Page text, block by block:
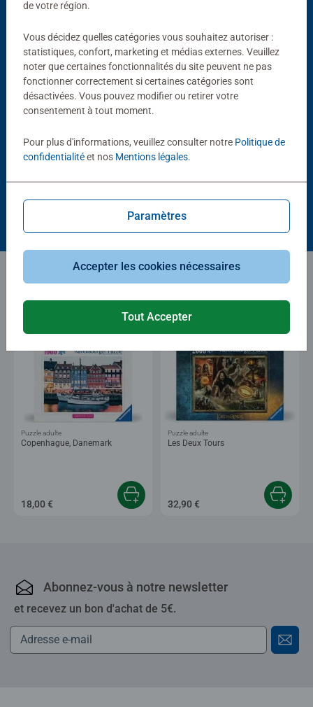
Puzzle adulte
149,99 € 149,99 €
Vous avez récemment consulté
Copenhague, Danemark
Puzzle adulte
18,00 €
Les Deux Tours
Puzzle adulte
32,90 €
Abonnez-vous à notre newsletter
et recevez un bon d'achat de 5€.
de votre région.
Vous décidez quelles catégories vous souhaitez autoriser :
statistiques, confort, marketing et médias externes. Veuillez
noter que certaines fonctionnalités du site peuvent ne pas
fonctionner correctement si certaines catégories sont
désactivées. Vous pouvez modifier ou retirer votre
consentement à tout moment.
Pour plus d'informations, veuillez consulter notre Politique de
confidentialitéet nos Mentions légales.
Paramètres
Accepter les cookies nécessaires
Tout Accepter